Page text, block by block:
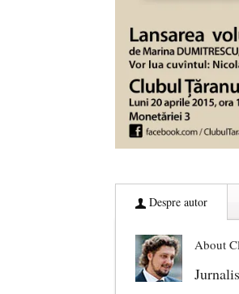
Despre autor
About